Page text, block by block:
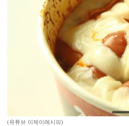
(유튜브 이제이레시피)